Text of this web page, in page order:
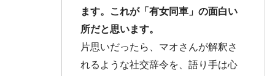
ます。これが「有女同車」の面白い
所だと思います。
片思いだったら、マオさんが解釈さ
れるような社交辞令を、語り手は心